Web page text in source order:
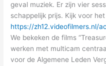
geval muziek. Er zijn vier
schappelijk prijs. Kijk voor
https://zh12.videofilmers.nl/
We bekeken de films
werken met multicam
voor de Algemene Leden